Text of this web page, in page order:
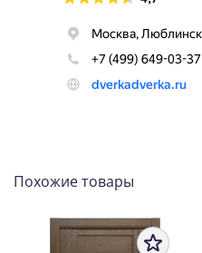
Похожие товары